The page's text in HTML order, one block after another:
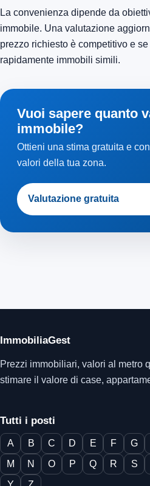
La convenienza dipende da
immobile. Una valutazione
prezzo richiesto è competitivo e
rapidamente immobili simili.
Vuoi sapere quanto
immobile?
Ottieni una stima gratuita e
valori della tua zona.
Valutazione gratuita
ImmobiliaGest
Prezzi immobiliari, valori al metro
stimare il valore di case,
Tutti i posti
A B C D E F G
M
N O P Q R S